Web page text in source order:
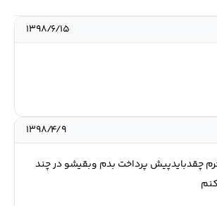
۱۳۹۸/۶/۱۵
۱۳۹۸/۴/۹
چقدبایدپیش پرداخت بدم وبقیشو در چند